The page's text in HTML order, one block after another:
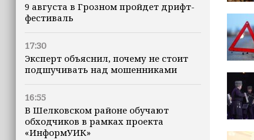
9 августа в Грозном пройдет дрифт-
фестиваль
17:30
Эксперт объяснил, почему не стоит
подшучивать над мошенниками
16:55
В Шелковском районе обучают
обходчиков в рамках проекта
«ИнформУИК»